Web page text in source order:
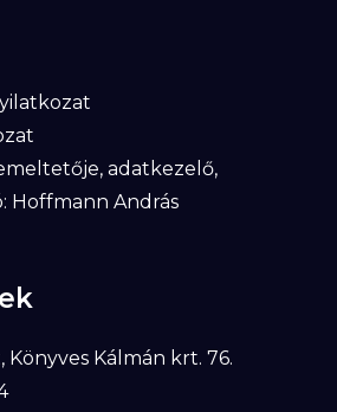
adatkezelő,
Hoffmann András
Könyves Kálmán krt. 76.